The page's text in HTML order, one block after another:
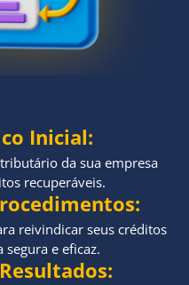
Inicial:
da sua empresa
recuperáveis.
reivindicar seus créditos
e eficaz.